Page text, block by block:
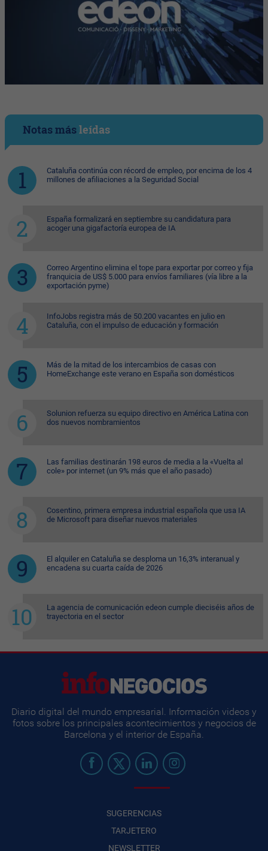
Notas másleídas
Cataluña continúa con récord de empleo, por encima de los 4
millones de afiliaciones a la Seguridad Social
España formalizará en septiembre su candidatura para
acoger una gigafactoría europea de IA
Correo Argentino elimina el tope para exportar por correo y fija
franquicia de US$ 5.000 para envíos familiares (vía libre a la
exportación pyme)
InfoJobs registra más de 50.200 vacantes en julio en
Cataluña, con el impulso de educación y formación
Más de la mitad de los intercambios de casas con
HomeExchange este verano en España son domésticos
Solunion refuerza su equipo directivo en América Latina con
dos nuevos nombramientos
Las familias destinarán 198 euros de media a la «Vuelta al
cole» por internet (un 9% más que el año pasado)
Cosentino, primera empresa industrial española que usa IA
de Microsoft para diseñar nuevos materiales
El alquiler en Cataluña se desploma un 16,3% interanual y
encadena su cuarta caída de 2026
La agencia de comunicación edeon cumple dieciséis años de
trayectoria en el sector
Diario digital del mundo empresarial. Información videos y
fotos sobre los principales acontecimientos y negocios de
Barcelona y el interior de España.
SUGERENCIAS
TARJETERO
NEWSLETTER